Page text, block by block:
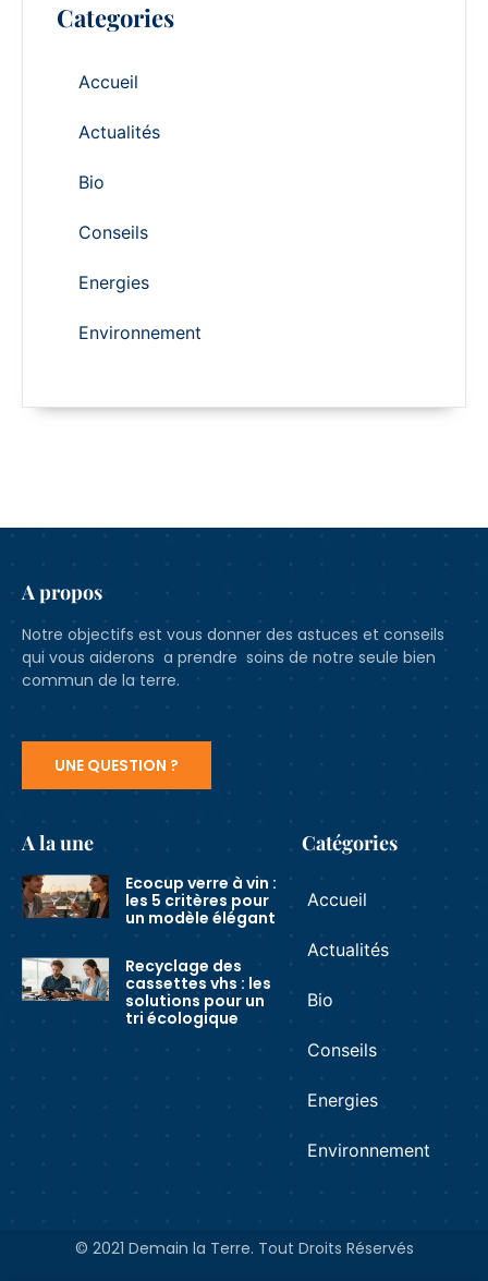
Categories
Accueil
Actualités
Bio
Conseils
Energies
Environnement
A propos
Notre objectifs est vous donner des astuces et conseils
qui vous aiderons a prendre soins de notre seule bien
commun de la terre.
UNE QUESTION ?
A la une
Ecocup verre à vin :
les 5 critères pour
un modèle élégant
Recyclage des
cassettes vhs : les
solutions pour un
tri écologique
Catégories
Accueil
Actualités
Bio
Conseils
Energies
Environnement
© 2021 Demain la Terre. Tout Droits Réservés